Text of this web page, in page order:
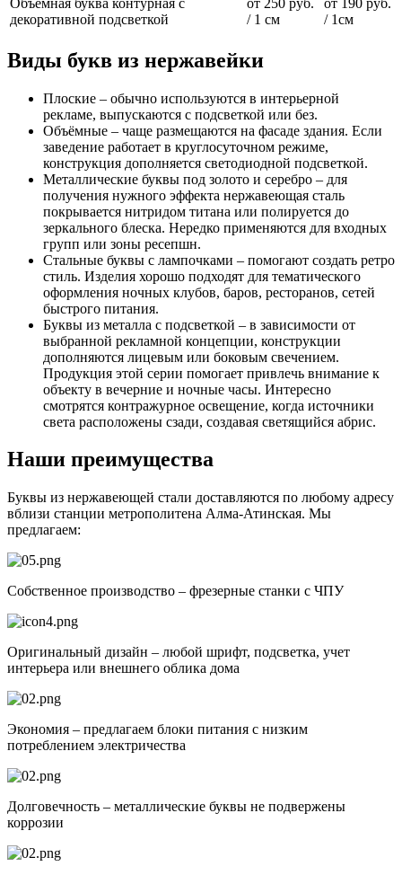
декоративной подсветкой
/ 1 см
/ 1см
Виды букв из нержавейки
Плоские – обычно используются в интерьерной
рекламе, выпускаются с подсветкой или без.
Объёмные – чаще размещаются на фасаде здания. Если
заведение работает в круглосуточном режиме,
конструкция дополняется светодиодной подсветкой.
Металлические буквы под золото и серебро – для
получения нужного эффекта нержавеющая сталь
покрывается нитридом титана или полируется до
зеркального блеска. Нередко применяются для входных
групп или зоны ресепшн.
Стальные буквы с лампочками – помогают создать ретро
стиль. Изделия хорошо подходят для тематического
оформления ночных клубов, баров, ресторанов, сетей
быстрого питания.
Буквы из металла с подсветкой – в зависимости от
выбранной рекламной концепции, конструкции
дополняются лицевым или боковым свечением.
Продукция этой серии помогает привлечь внимание к
объекту в вечерние и ночные часы. Интересно
смотрятся контражурное освещение, когда источники
света расположены сзади, создавая светящийся абрис.
Наши преимущества
Буквы из нержавеющей стали доставляются по любому адресу
вблизи станции метрополитена Алма-Атинская. Мы
предлагаем:
Собственное производство – фрезерные станки с ЧПУ
Оригинальный дизайн – любой шрифт, подсветка, учет
интерьера или внешнего облика дома
Экономия – предлагаем блоки питания с низким
потреблением электричества
Долговечность – металлические буквы не подвержены
коррозии